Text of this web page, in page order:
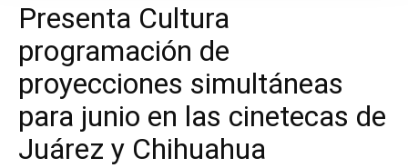
Presenta Cultura
programación de
proyecciones simultáneas
para junio en las cinetecas de
Juárez y Chihuahua